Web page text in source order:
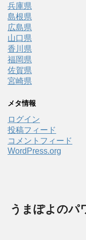
兵庫県
島根県
広島県
山口県
香川県
福岡県
佐賀県
宮崎県
メタ情報
ログイン
投稿フィード
コメントフィード
WordPress.org
うまぽよのパ